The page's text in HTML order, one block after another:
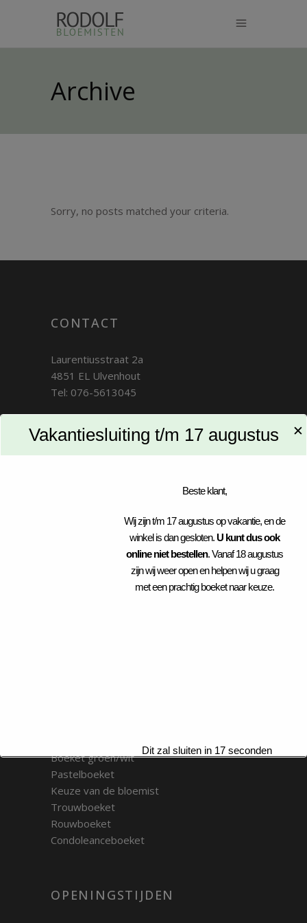
Archive
Sorry, no posts matched your criteria.
CONTACT
Laurentiusstraat 2a
4851 EL Ulvenhout
Tel: 076-5613045
BTW: NL003768322B61
KVK: 83037594
INFORMATIE
Boeket groen/wit
Pastelboeket
Keuze van de bloemist
Trouwboeket
Rouwboeket
Condoleanceboeket
OPENINGSTIJDEN
Vakantiesluiting t/m 17 augustus ✕
Beste klant,
Wij zijn t/m 17 augustus op vakantie, en de
winkel is dan gesloten.U kunt dus ook
online niet bestellen. Vanaf 18 augustus
zijn wij weer open en helpen wij u graag
met een prachtig boeket naar keuze.
Dit zal sluiten in 17 seconden